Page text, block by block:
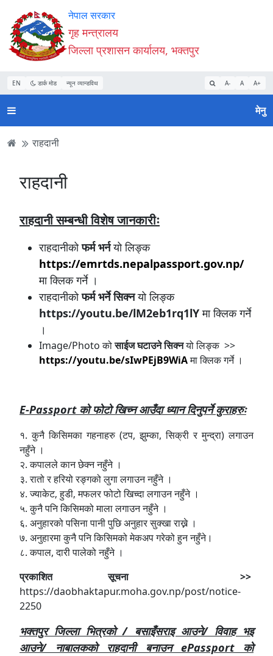
Accessibility
Mode
सुरु
गर्नुहोस्
सामाग्री
पढ्नुहाेस्
नेभिगेसन
पढ्नुहाेस्
वेबसाइट
खोजमा
जानुहोस्
नेपाल सरकार
गृह मन्त्रालय
जिल्ला प्रशासन कार्यालय, भक्तपुर
EN डार्क मोड न्यून व्यान्डविथ A- A A+
मेनु
राहदानी
राहदानी
राहदानी सम्बन्धी विशेष जानकारीः
राहदानीकोफर्म भर्नयो लिङ्क
https://emrtds.nepalpassport.gov.np/
मा क्लिक गर्ने ।
राहदानीकोफर्म भर्ने सिक्नयो लिङ्क
https://youtu.be/lM2eb1rq1lYमा क्लिक गर्ने
।
Image/Photo कोसाईज घटाउने सिक्नयो लिङ्क >>
https://youtu.be/sIwPEjB9WiAमा क्लिक गर्ने ।
E-Passport को फोटो खिच्न आउँदा ध्यान दिनुपर्ने कुराहरुः
१. कुनै किसिमका गहनाहरु (टप, झुम्का, सिक्री र मुन्द्रा) लगाउन
नहुँने ।
२. कपालले कान छेक्न नहुँने ।
३. रातो र हरियो रङ्गको लुगा लगाउन नहुँने ।
४. ज्याकेट‚ हुडी‚ मफलर फोटो खिच्दा लगाउन नहुँने ।
५. कुनै पनि किसिमको माला लगाउन नहुँने ।
६. अनुहारको पसिना पानी पुछि अनुहार सुक्खा राख्ने ।
७. अनुहारमा कुनै पनि किसिमको मेकअप गरेको हुन नहुँने।
८. कपाल, दारी पालेको नहुँने ।
प्रकाशित सूचना >>
https://daobhaktapur.moha.gov.np/post/notice-
2250
भक्तपुर जिल्ला भित्रको / बसाइँसराइ आउने/ विवाह भइ
आउने/ नाबालकको राहदानी बनाउन ePassport को